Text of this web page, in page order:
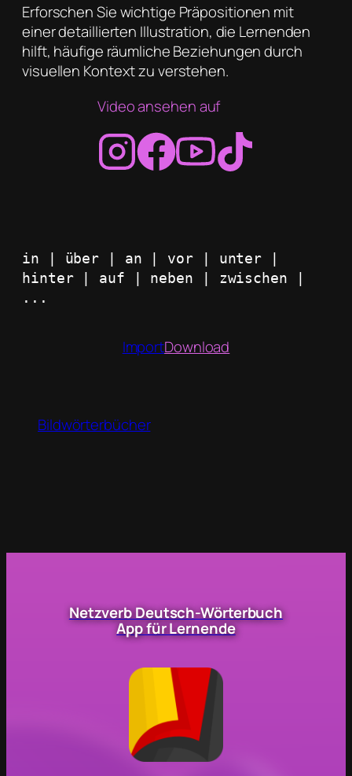
Erforschen Sie wichtige Präpositionen mit
einer detaillierten Illustration, die Lernenden
hilft, häufige räumliche Beziehungen durch
visuellen Kontext zu verstehen.
Video ansehen auf
in | über | an | vor | unter |
hinter | auf | neben | zwischen |
...
ImportDownload
Bildwörterbücher
Netzverb Deutsch-Wörterbuch
App für Lernende